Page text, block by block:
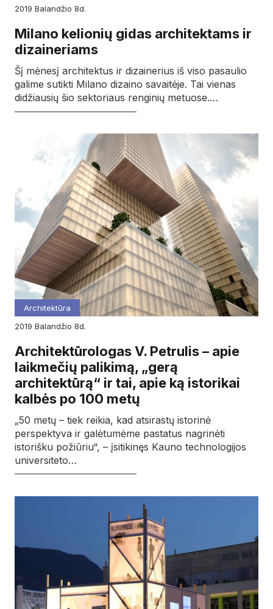
2019
balandžio 8d.
Milano kelionių gidas architektams ir
dizaineriams
Šį mėnesį architektus ir dizainerius iš viso pasaulio
galime sutikti Milano dizaino savaitėje. Tai vienas
didžiausių šio sektoriaus renginių metuose.…
Architektūra
2019
balandžio 8d.
Architektūrologas V. Petrulis – apie
laikmečių palikimą, „gerą
architektūrą“ ir tai, apie ką istorikai
kalbės po 100 metų
„50 metų – tiek reikia, kad atsirastų istorinė
perspektyva ir galėtumėme pastatus nagrinėti
istorišku požiūriu“, – įsitikinęs Kauno technologijos
universiteto…